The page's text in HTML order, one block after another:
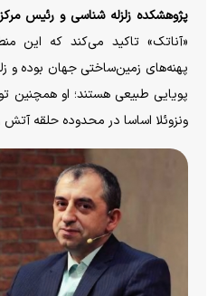
پژوهشکده زلزله‌ شناسی و رئیس
«آناتک» تاکید می‌کند که این
پهنه‌های زمین‌ساختی جهان بوده و
پویایی طبیعی هستند؛ او همچنین
ونزوئلا اساسا در محدوده حلقه آتش